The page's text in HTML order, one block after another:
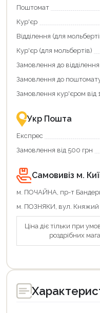
карту
щоб
зекономити
та
отримати
додаткові
переваги!
картою
єКнига
–
зручно
та
покупку
«Національний
кешбек»
та
отримуйте
вигідне
повернення
Економте
більше
разом
державною
підтримкою!
Поштомат
Кур'єр
Відділення (для
Кур'єр (для мольбертів)
Замовлення до
Замовлення до
Замовлення кур'єром від
Укр Пошта
Експрес
Замовлення від 500 грн
Самовивіз м.
м. ПОЧАЙНА, пр-т
м. ПОЗНЯКИ, вул. Княжий
Ціна діє тільки при
роздрібних